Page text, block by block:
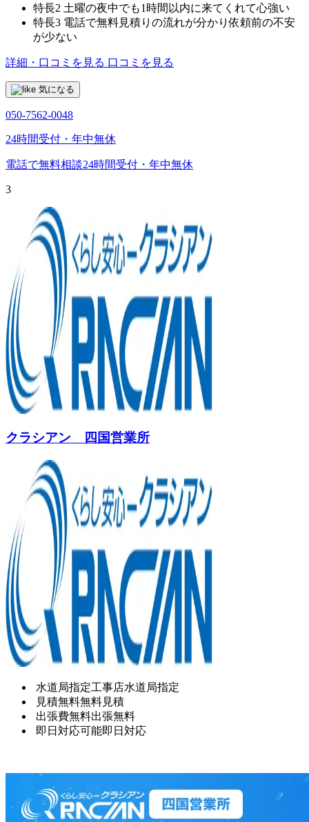
特長2 土曜の夜中でも1時間以内に来てくれて心強い
特長3 電話で無料見積りの流れが分かり依頼前の不安
が少ない
詳細・口コミを見る 口コミを見る
気になる
050-7562-0048
24時間受付・年中無休
電話で無料相談24時間受付・年中無休
3
クラシアン 四国営業所
水道局指定工事店水道局指定
見積無料無料見積
出張費無料出張無料
即日対応可能即日対応